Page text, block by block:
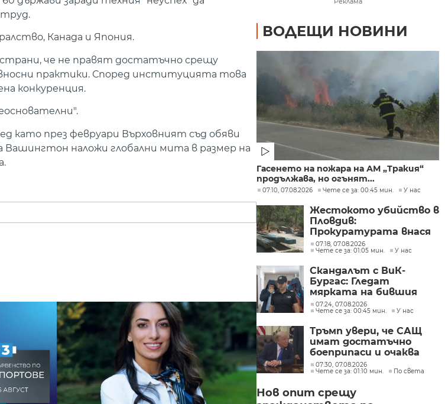
Канада и Япония.
че не правят достатъчно срещу
практики. Според институцията това
конкуренция.
като през февруари Върховният съд обяви
наложи глобални мита в размер на
ВОДЕЩИ НОВИНИ
Гасенето на пожара на АМ „Тракия“
продължава, но огънят...
07:10, 07.08.2026 Чете се за: 00:45 мин. У нас
Жестокото убийство в
Пловдив:
Прокуратурата внася
искане „задържане под
стража“
07:18, 07.08.2026
Чете се за: 01:05 мин.
У нас
Скандалът с ВиК-
Бургас: Гледат
мярката на бившия
директор
07:24, 07.08.2026
Чете се за: 00:45 мин.
У нас
Тръмп увери, че САЩ
имат достатъчно
боеприпаси и очаква
конфликтът с Иран да
приключи скоро
07:30, 07.08.2026
Чете се за: 01:10 мин.
По света
Нов опит срещу